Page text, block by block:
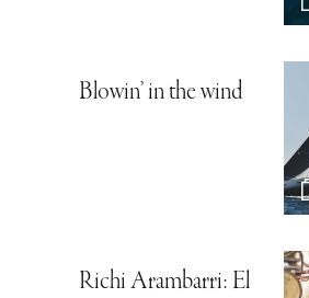
Blowin’ in the wind
Richi Arambarri: El